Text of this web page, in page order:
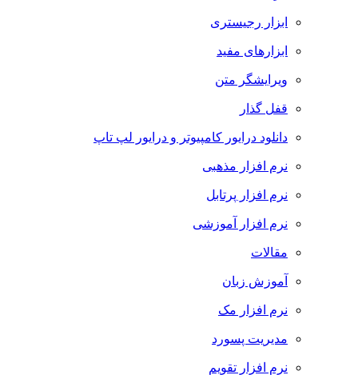
ابزار رجیستری
ابزارهای مفید
ویرایشگر متن
قفل گذار
دانلود درایور کامپیوتر و درایور لپ تاپ
نرم افزار مذهبی
نرم افزار پرتابل
نرم افزار آموزشی
مقالات
آموزش زبان
نرم افزار مک
مدیریت پسورد
نرم افزار تقویم